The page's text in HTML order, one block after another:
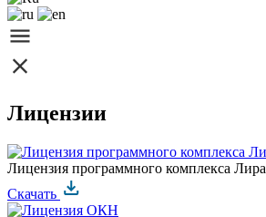
Лицензии
Лицензия программного комплекса Лира
Скачать